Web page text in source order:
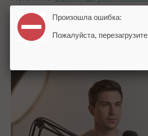
Теги:
Произошла ошибка:
Пожалуйста,